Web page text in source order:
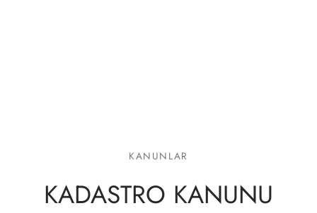
KANUNLAR
KADASTRO KANUNU